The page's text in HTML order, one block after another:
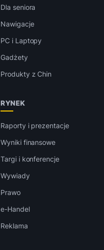
Dla seniora
Nawigacje
PC i Laptopy
Gadżety
Produkty z Chin
RYNEK
Raporty i prezentacje
Wyniki finansowe
Targi i konferencje
Wywiady
Prawo
e-Handel
Reklama